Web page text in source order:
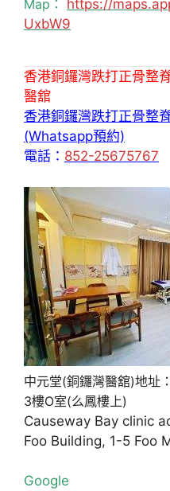
Map： https://
UxbW9
香港銅鑼灣跌打正骨整
醫舘
香港銅鑼灣跌打正骨整
(Whatsapp預約)
電話： 852-25675767
中元堂(銅鑼灣醫舘)地址
3樓O室(么鳳樓上)
Causeway Bay clinic
Foo Building, 1-5 Foo
Google